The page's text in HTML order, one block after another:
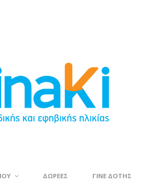
ΔΩΡΕΕΣ ΓΙΝΕ ΔΟΤΗΣ